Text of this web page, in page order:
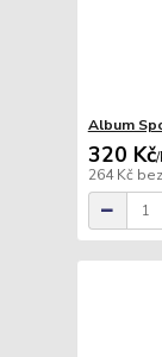
Album
320 Kč/
264 Kč